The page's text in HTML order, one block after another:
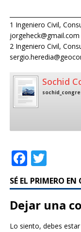
1 Ingeniero Civil,
jorgeheck@gmail.com
2 Ingeniero Civil,
Sochid
F
a
c
e
b
w
it
te
r
SÉ EL PRIMERO
Dejar una
Lo siento, debes estar